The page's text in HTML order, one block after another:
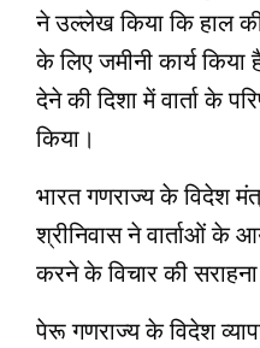
ने उल्लेख किया कि हाल
के लिए जमीनी कार्य किया
देने की दिशा में वार्ता के
किया।
भारत गणराज्य के विदेश
श्रीनिवास ने वार्ताओं के
करने के विचार की
पेरू गणराज्य के विदेश